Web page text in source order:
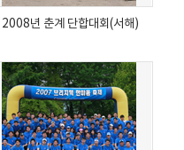
2008년 춘계 단합대회(서해)